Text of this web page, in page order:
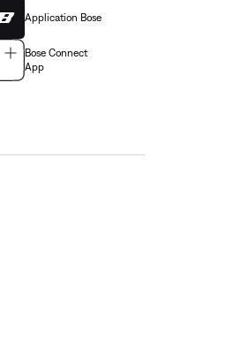
Application Bose
Bose Connect
App